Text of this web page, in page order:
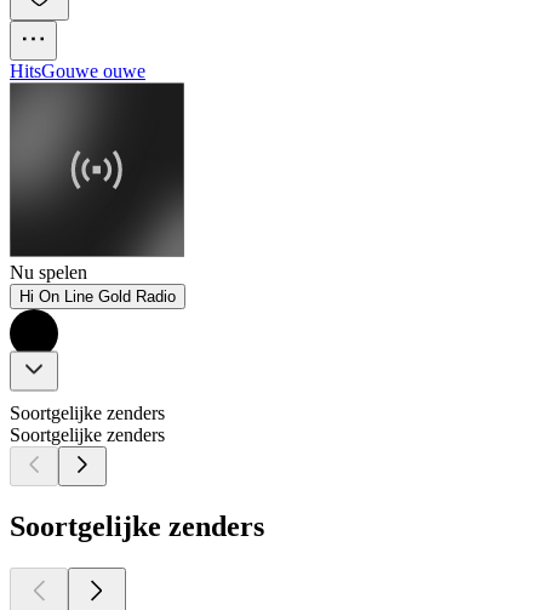
HitsGouwe ouwe
Nu spelen
Hi On Line Gold Radio
Soortgelijke zenders
Soortgelijke zenders
Soortgelijke zenders